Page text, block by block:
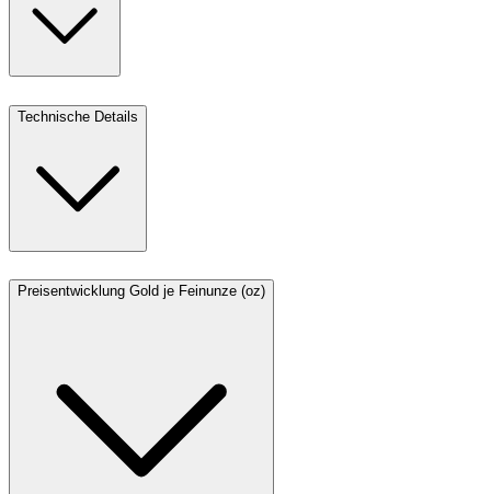
Technische Details
Preisentwicklung Gold je Feinunze (oz)